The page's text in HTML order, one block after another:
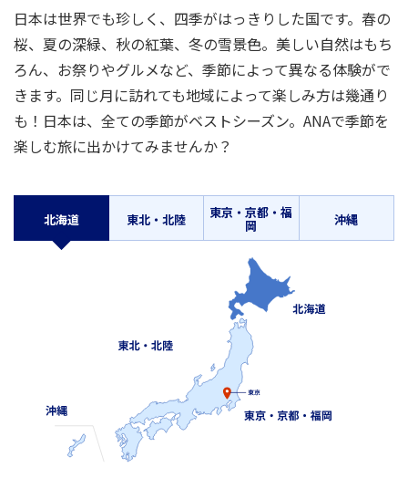
ANA サービス
閉じる
日本は世界でも珍しく、四季がはっきりした国です。春の
桜、夏の深緑、秋の紅葉、冬の雪景色。美しい自然はもち
ろん、お祭りやグルメなど、季節によって異なる体験がで
きます。同じ月に訪れても地域によって楽しみ方は幾通り
も！日本は、全ての季節がベストシーズン。ANAで季節を
楽しむ旅に出かけてみませんか？
北海道 東北・北陸 東京・京都・福
岡 沖縄